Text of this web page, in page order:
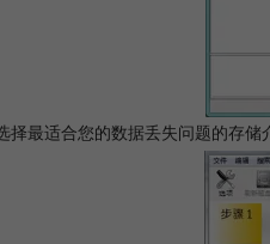
择最适合您的数据丢失问题的存储